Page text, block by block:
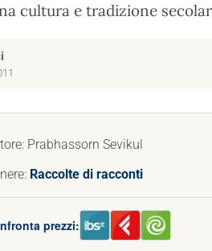
cultura e tradizione
Prabhassorn Sevikul
Raccolte di racconti
prezzi: